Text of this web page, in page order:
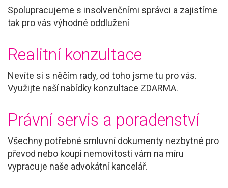
Spolupracujeme s insolvenčními správci a zajistíme
tak pro vás výhodné oddlužení
Realitní konzultace
Nevíte si s něčím rady, od toho jsme tu pro vás.
Využijte naší nabídky konzultace ZDARMA.
Právní servis a poradenství
Všechny potřebné smluvní dokumenty nezbytné pro
převod nebo koupi nemovitosti vám na míru
vypracuje naše advokátní kancelář.